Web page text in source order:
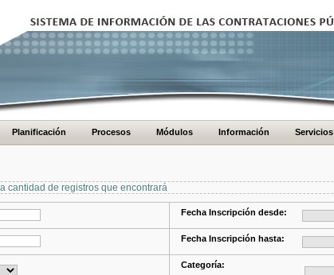
Planificación Procesos Módulos Información Servicios
cantidad de registros que encontrará
Fecha Inscripción desde:
Fecha Inscripción hasta:
Categoría: